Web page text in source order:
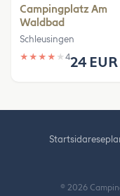
Campingplatz Am
Waldbad
Schleusingen
★ ★ ★ ★ ★ 424 EUR
Startsida
© 2026